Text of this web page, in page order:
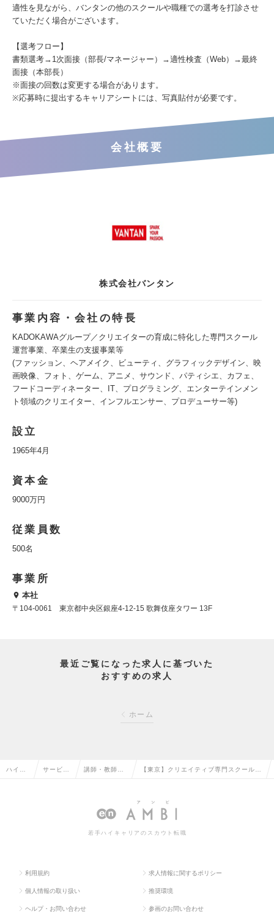
適性を見ながら、バンタンの他のスクールや職種での選考を打診させ
ていただく場合がございます。
【選考フロー】
書類選考→1次面接（部長/マネージャー）→適性検査（Web）→最終
面接（本部長）
※面接の回数は変更する場合があります。
※応募時に提出するキャリアシートには、写真貼付が必要です。
会社概要
株式会社バンタン
事業内容・会社の特長
KADOKAWAグループ／クリエイターの育成に特化した専門スクール
運営事業、卒業生の支援事業等
(ファッション、ヘアメイク、ビューティ、グラフィックデザイン、映
画映像、フォト、ゲーム、アニメ、サウンド、パティシエ、カフェ、
フードコーディネーター、IT、プログラミング、エンターテインメン
ト領域のクリエイター、インフルエンサー、プロデューサー等)
設立
1965年4月
資本金
9000万円
従業員数
500名
事業所
本社
〒104-0061 東京都中央区銀座4-12-15 歌舞伎座タワー 13F
最近ご覧になった求人に基づいた
おすすめの求人
ホーム
ハイク サービ 講師・教師・
ターの転職
【東京】クリエイティブ専門スクール運
ュラム構築）の求人情報
若手ハイキャリアのスカウト転職
利用規約 求人情報に関するポリシー
個人情報の取り扱い 推奨環境
ヘルプ・お問い合わせ 参画のお問い合わせ